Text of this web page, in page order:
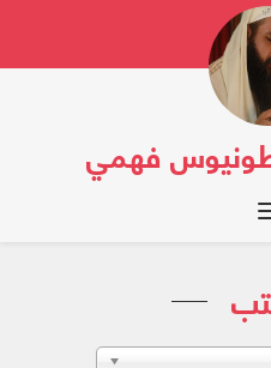
فهمي
Toggle navigation